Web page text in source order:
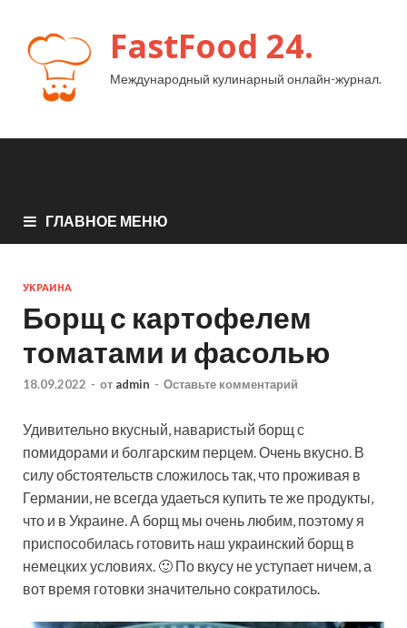
FastFood 24.
Международный кулинарный онлайн-журнал.
ГЛАВНОЕ МЕНЮ
УКРАИНА
Борщ с картофелем
томатами и фасолью
18.09.2022 - от admin - Оставьте комментарий
Удивительно вкусный, наваристый борщ с
помидорами и болгарским перцем. Очень вкусно. В
силу обстоятельств сложилось так, что проживая в
Германии, не всегда удаеться купить те же продукты,
что и в Украине. А борщ мы очень любим, поэтому я
приспособилась готовить наш украинский борщ в
немецких условиях. 🙂 По вкусу не уступает ничем, а
вот время готовки значительно сократилось.